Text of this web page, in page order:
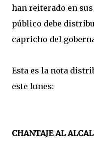
han reiterado en
público debe
capricho del
Esta es la nota
este lunes:
CHANTAJE AL